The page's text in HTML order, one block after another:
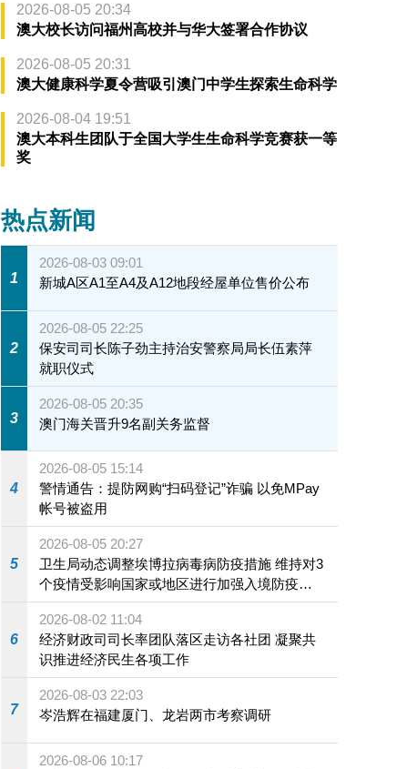
2026-08-05 20:34
澳大校长访问福州高校并与华大签署合作协议
2026-08-05 20:31
澳大健康科学夏令营吸引澳门中学生探索生命科学
2026-08-04 19:51
澳大本科生团队于全国大学生生命科学竞赛获一等
奖
热点新闻
1
2026-08-03 09:01
新城A区A1至A4及A12地段经屋单位售价公布
2
2026-08-05 22:25
保安司司长陈子劲主持治安警察局局长伍素萍
就职仪式
3
2026-08-05 20:35
澳门海关晋升9名副关务监督
4
2026-08-05 15:14
警情通告：提防网购“扫码登记”诈骗 以免MPay
帐号被盗用
5
2026-08-05 20:27
卫生局动态调整埃博拉病毒病防疫措施 维持对3
个疫情受影响国家或地区进行加强入境防疫措
施
6
2026-08-02 11:04
经济财政司司长率团队落区走访各社团 凝聚共
识推进经济民生各项工作
7
2026-08-03 22:03
岑浩辉在福建厦门、龙岩两市考察调研
2026-08-06 10:17